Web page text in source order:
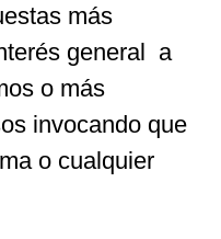
más
general a
o más
invocando que
o cualquier